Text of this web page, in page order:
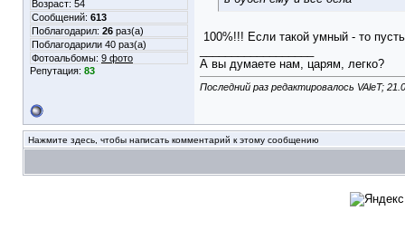
Возраст: 54
Сообщений: 613
Поблагодарил: 26 раз(а)
Поблагодарили 40 раз(а)
Фотоальбомы: 9 фото
Репутация: 83
100%!!! Если такой умный - то
А вы думаете нам, царям, легко?
Последний раз редактировалось VAleT;
Нажмите здесь, чтобы написать комментарий к этому сообщению